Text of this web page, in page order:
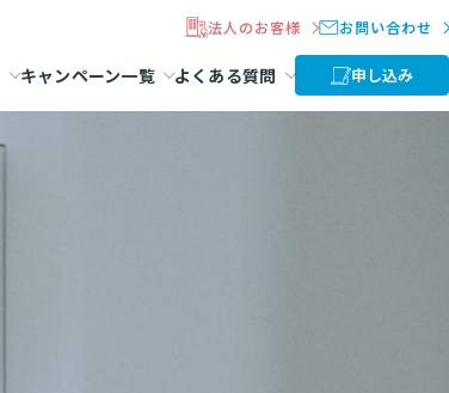
法人のお客様 お問い合わせ
キャンペーン一覧 よくある質問 申し込み